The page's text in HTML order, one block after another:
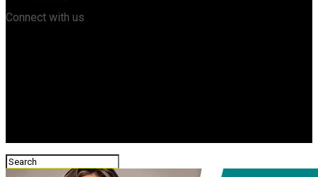
Connect with us